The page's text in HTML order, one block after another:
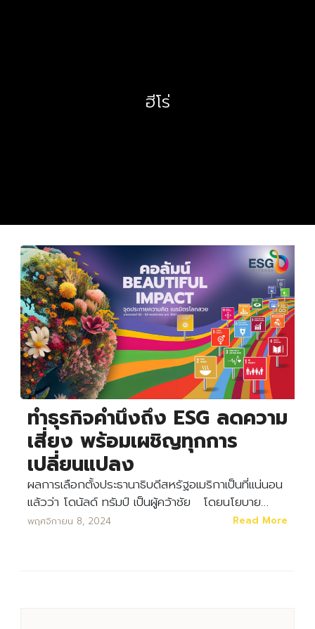
ฮีโร่
ทำธุรกิจคำนึงถึง ESG ลดความ
เสี่ยง พร้อมเผชิญทุกการ
เปลี่ยนแปลง
ผลการเลือกตั้งประธานาธิบดีสหรัฐอเมริกาเป็นที่แน่นอน
แล้วว่า โดนัลด์ ทรัมป์ เป็นผู้คว้าชัย โดยนโยบาย…
พฤศจิกายน 8, 2024 Read More